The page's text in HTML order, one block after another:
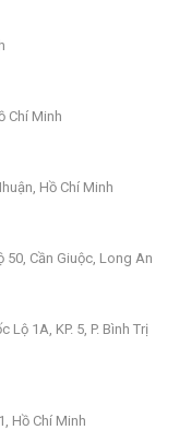
Chí Minh
Hồ Chí Minh
50, Cần Giuộc, Long An
1A, KP. 5, P. Bình Trị
Hồ Chí Minh